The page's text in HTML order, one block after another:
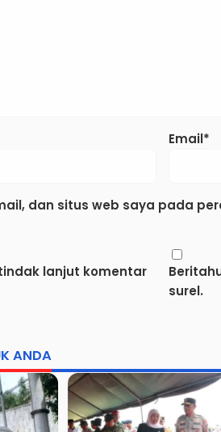
Email*
dan situs web saya pada
lanjut komentar
surel.
ANDA